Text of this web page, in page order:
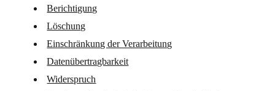
Berichtigung
Löschung
Einschränkung der Verarbeitung
Datenübertragbarkeit
Widerspruch